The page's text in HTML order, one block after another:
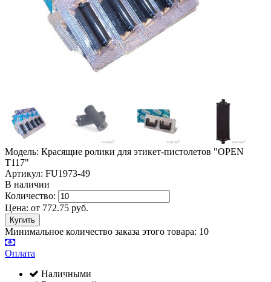
Модель: Красящие ролики для этикет-пистолетов "OPEN
T117"
Артикул: FU1973-49
В наличии
Количество:
Цена: от 772.75 руб.
Минимальное количество заказа этого товара: 10
Оплата
Наличными